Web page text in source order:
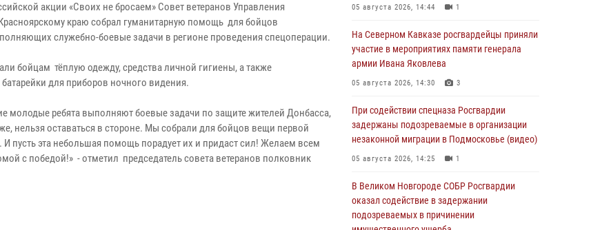
акции «Своих не бросаем» Совет ветеранов Управления
краю собрал гуманитарную помощь для бойцов
служебно-боевые задачи в регионе проведения спецоперации.
бойцам тёплую одежду, средства личной гигиены, а также
для приборов ночного видения.
молодые ребята выполняют боевые задачи по защите жителей Донбасса,
нельзя оставаться в стороне. Мы собрали для бойцов вещи первой
И пусть эта небольшая помощь порадует их и придаст сил! Желаем всем
с победой!» - отметил председатель совета ветеранов полковник
05 августа 2026, 14:44 1
На Северном Кавказе росгвардейцы приняли
участие в мероприятиях памяти генерала
армии Ивана Яковлева
05 августа 2026, 14:30 3
При содействии спецназа Росгвардии
задержаны подозреваемые в организации
незаконной миграции в Подмосковье (видео)
05 августа 2026, 14:25 1
В Великом Новгороде СОБР Росгвардии
оказал содействие в задержании
подозреваемых в причинении